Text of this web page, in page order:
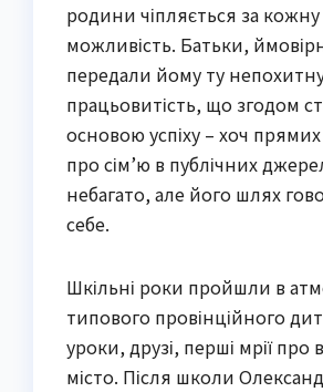
родини чіпляється за кожну
можливість. Батьки,
передали йому ту
працьовитість, що згодом
основою успіху – хоч
про сім’ю в публічних
небагато, але його шлях
себе.
Шкільні роки пройшли в
типового провінційного
уроки, друзі, перші мрії про
місто. Після школи